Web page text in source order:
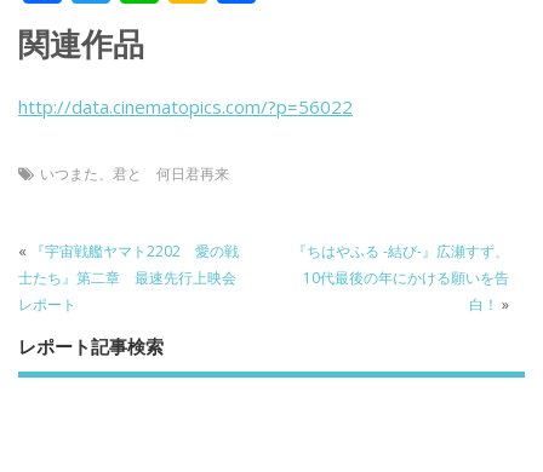
ac
e
b
o
w
itt
er a
関連作品
http://data.cinematopics.com/?p=56022
いつまた、君と 何日君再来
«
『宇宙戦艦ヤマト2202 愛の戦
士たち』第二章 最速先行上映会
レポート
『ちはやふる -結び-』広瀬すず、
10代最後の年にかける願いを告
白！ »
レポート記事検索